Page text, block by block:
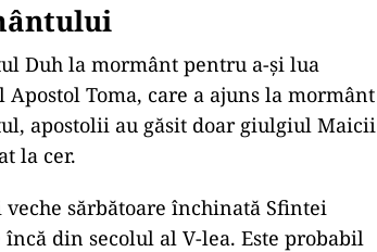
Duh la mormânt pentru a-și lua
Toma, care a ajuns la mormânt
apostolii au găsit doar giulgiul Maicii
la cer.
sărbătoare închinată Sfintei
din secolul al V-lea. Este probabil